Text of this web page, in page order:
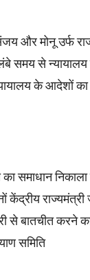
और मोनू उर्फ
समय से
के आदेशों का
समाधान
केंद्रीय
से बातचीत करने
समिति